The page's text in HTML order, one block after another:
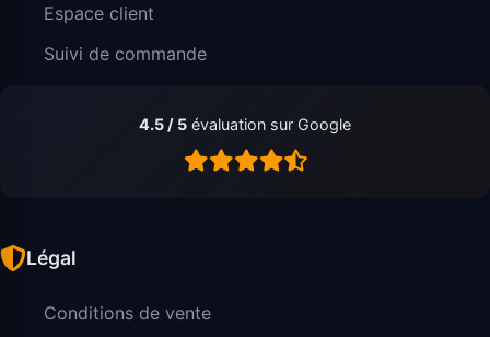
Espace client
Suivi de commande
4.5 / 5 évaluation sur Google
Légal
Conditions de vente